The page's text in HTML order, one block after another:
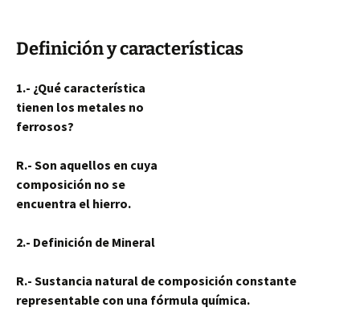
Definición y características
1.- ¿Qué característica
tienen los metales no
ferrosos?
R.- Son aquellos en cuya
composición no se
encuentra el hierro.
2.- Definición de Mineral
R.- Sustancia natural de composición constante
representable con una fórmula química.